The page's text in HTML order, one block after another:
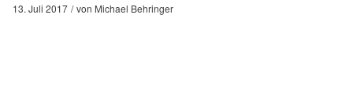
13. Juli 2017 von Michael Behringer